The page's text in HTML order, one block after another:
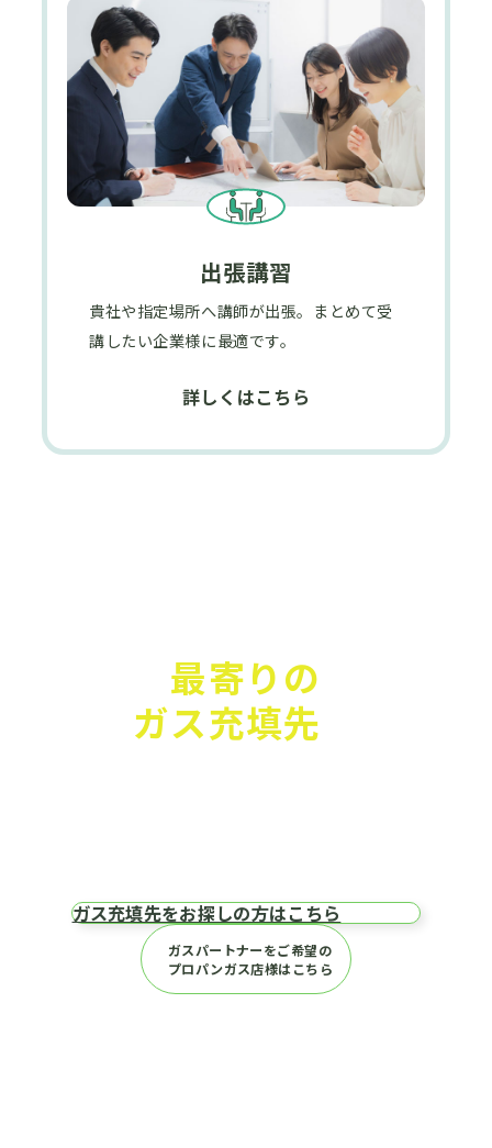
出張講習
貴社や指定場所へ講師が出張。まとめて受
講したい企業様に最適です。
詳しくはこちら
最寄りの
ガス充填先
ガス充填先をお探しの方はこちら
ガスパートナーをご希望の
プロパンガス店様はこちら